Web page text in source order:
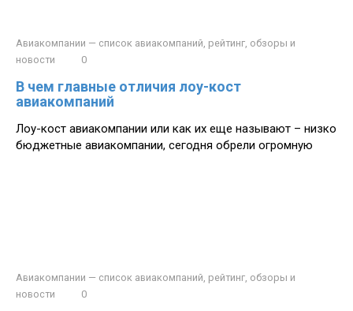
Авиакомпании — список авиакомпаний, рейтинг, обзоры и
новости
0
В чем главные отличия лоу-кост
авиакомпаний
Лоу-кост авиакомпании или как их еще называют – низко
бюджетные авиакомпании, сегодня обрели огромную
Авиакомпании — список авиакомпаний, рейтинг, обзоры и
новости
0